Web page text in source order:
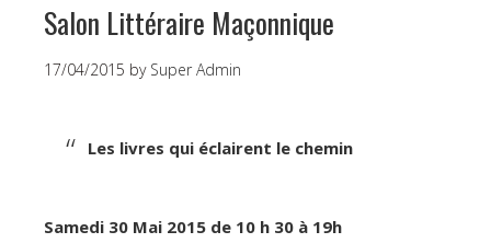
Salon Littéraire Maçonnique
17/04/2015 by Super Admin
Les livres qui éclairent le chemin
Samedi 30 Mai 2015 de 10 h 30 à 19h